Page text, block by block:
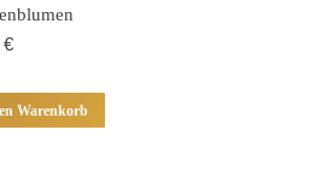
€
Warenkorb